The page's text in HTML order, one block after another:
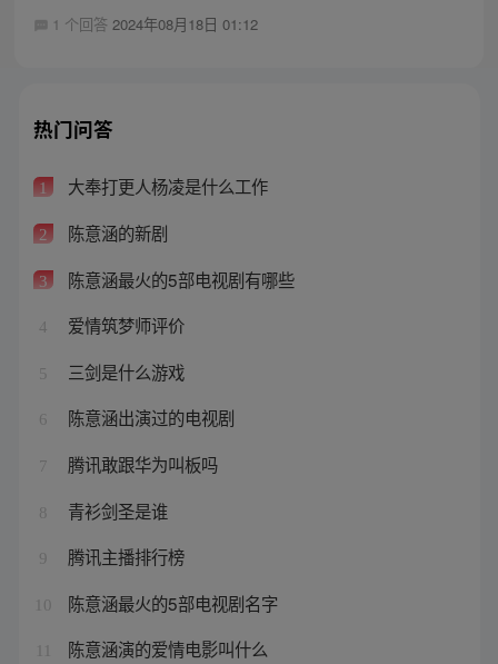
1 个回答 2024年08月18日 01:12
热门问答
1 大奉打更人杨凌是什么工作
2 陈意涵的新剧
3 陈意涵最火的5部电视剧有哪些
4 爱情筑梦师评价
5 三剑是什么游戏
6 陈意涵出演过的电视剧
7 腾讯敢跟华为叫板吗
8 青衫剑圣是谁
9 腾讯主播排行榜
10 陈意涵最火的5部电视剧名字
陈意涵演的爱情电影叫什么